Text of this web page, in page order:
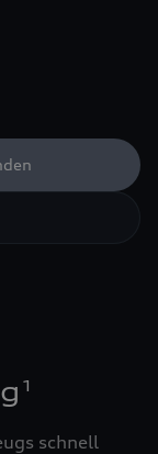
1
schnell